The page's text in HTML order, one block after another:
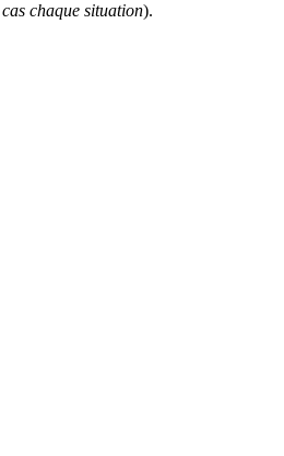
cas chaque situation).